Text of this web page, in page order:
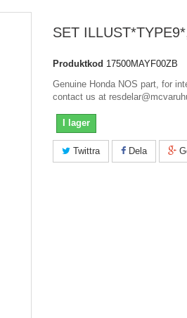
SET
Produktkod 17500MAYF00ZB
Genuine Honda NOS part, for
contact us at
I lager
Twittra Dela